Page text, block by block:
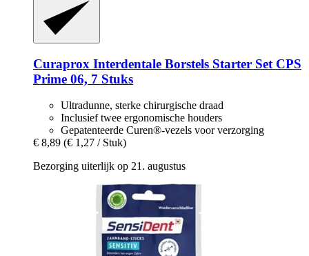
Curaprox Interdentale Borstels Starter Set CPS
Prime 06, 7 Stuks
Ultradunne, sterke chirurgische draad
Inclusief twee ergonomische houders
Gepatenteerde Curen®-vezels voor verzorging
€ 8,89 (€ 1,27 / Stuk)
Bezorging uiterlijk op 21. augustus